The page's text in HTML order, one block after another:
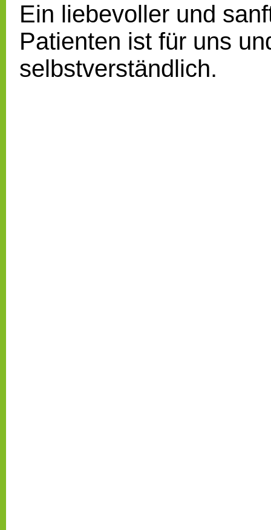
Ein liebevoller und
Patienten ist für uns
selbstverständlich.